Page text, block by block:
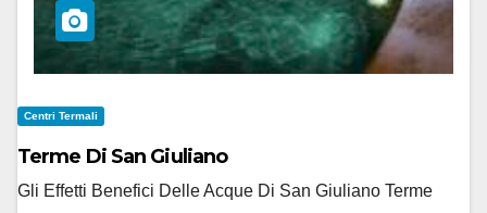
Centri Termali
Terme Di San Giuliano
Gli Effetti Benefici Delle Acque Di San Giuliano Terme